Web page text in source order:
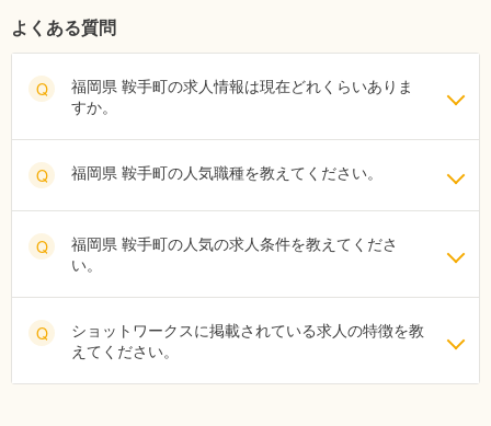
よくある質問
Q
福岡県 鞍手町の求人情報は現在どれくらいありま
すか。
Q 福岡県 鞍手町の人気職種を教えてください。
Q
福岡県 鞍手町の人気の求人条件を教えてくださ
い。
Q
ショットワークスに掲載されている求人の特徴を教
えてください。